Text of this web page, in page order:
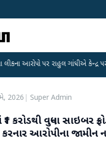
પર રાહુલ ગાંધીએ કેન્દ્ર પર પ્રહાર
2026 Super Admin
કરોડથી વધુના સાઇબર
કરનાર આરોપીના જામીન